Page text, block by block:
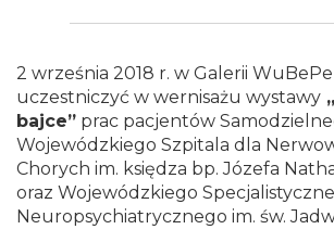
Opolu
2 września 2018 r. w Galerii
uczestniczyć w wernisażu wystawy
bajce” prac pacjentów
Wojewódzkiego Szpitala dla
Chorych im. księdza bp. Józefa
oraz Wojewódzkiego
Neuropsychiatrycznego im. św.